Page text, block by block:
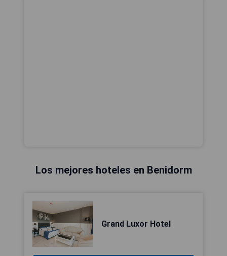
Los mejores hoteles en Benidorm
Grand Luxor Hotel